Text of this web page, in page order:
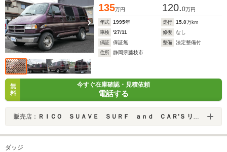
135万円 120.0万円
年式 1995年 走行 15.0万km
車検
'27/11 修復
なし
保証
保証無 整備
法定整備付
住所
静岡県藤枝市
無
料
今すぐ在庫確認・見積依頼
電話する
販売店： ＲＩＣＯ ＳＵＡＶＥ ＳＵＲＦ ａｎｄ ＣＡＲ’Ｓ リコスアーベサーフアンドカーズ
ダッジ